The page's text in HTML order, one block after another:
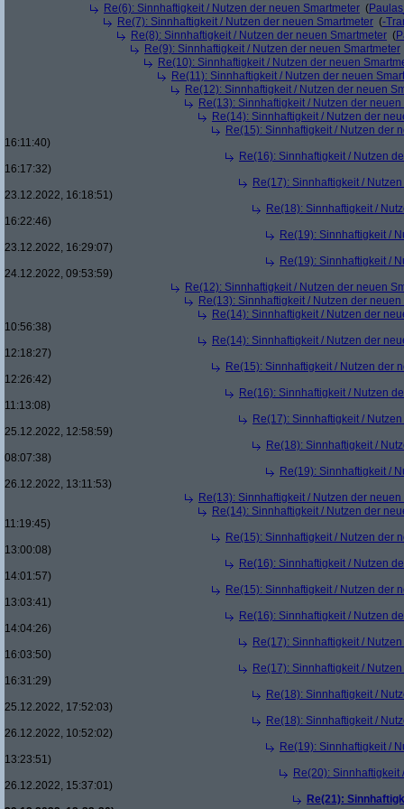
Re(6): Sinnhaftigkeit / Nutzen der neuen Smartmeter (
Re(7): Sinnhaftigkeit / Nutzen der neuen Smartmeter (-
Re(8): Sinnhaftigkeit / Nutzen der neuen Smartmeter (
Re(9): Sinnhaftigkeit / Nutzen der neuen Smartmeter
Re(10): Sinnhaftigkeit / Nutzen der neuen
Re(11): Sinnhaftigkeit / Nutzen der neuen
Re(12): Sinnhaftigkeit / Nutzen der neuen
Re(13): Sinnhaftigkeit / Nutzen der neuen
Re(14): Sinnhaftigkeit / Nutzen der
Re(15): Sinnhaftigkeit / Nutzen der
16:11:40)
Re(16): Sinnhaftigkeit / Nutzen
16:17:32)
Re(17): Sinnhaftigkeit /
23.12.2022, 16:18:51)
Re(18): Sinnhaftigkeit /
16:22:46)
Re(19): Sinnhaftigkeit /
23.12.2022, 16:29:07)
Re(19): Sinnhaftigkeit /
24.12.2022, 09:53:59)
Re(12): Sinnhaftigkeit / Nutzen der neuen
Re(13): Sinnhaftigkeit / Nutzen der neuen
Re(14): Sinnhaftigkeit / Nutzen der
10:56:38)
Re(14): Sinnhaftigkeit / Nutzen der
12:18:27)
Re(15): Sinnhaftigkeit / Nutzen der
12:26:42)
Re(16): Sinnhaftigkeit / Nutzen
11:13:08)
Re(17): Sinnhaftigkeit /
25.12.2022, 12:58:59)
Re(18): Sinnhaftigkeit /
08:07:38)
Re(19): Sinnhaftigkeit /
26.12.2022, 13:11:53)
Re(13): Sinnhaftigkeit / Nutzen der neuen
Re(14): Sinnhaftigkeit / Nutzen der
11:19:45)
Re(15): Sinnhaftigkeit / Nutzen der
13:00:08)
Re(16): Sinnhaftigkeit / Nutzen
14:01:57)
Re(15): Sinnhaftigkeit / Nutzen der
13:03:41)
Re(16): Sinnhaftigkeit / Nutzen
14:04:26)
Re(17): Sinnhaftigkeit /
16:03:50)
Re(17): Sinnhaftigkeit /
16:31:29)
Re(18): Sinnhaftigkeit /
25.12.2022, 17:52:03)
Re(18): Sinnhaftigkeit /
26.12.2022, 10:52:02)
Re(19): Sinnhaftigkeit /
13:23:51)
Re(20): Sinnhaftigkeit
26.12.2022, 15:37:01)
Re(21):